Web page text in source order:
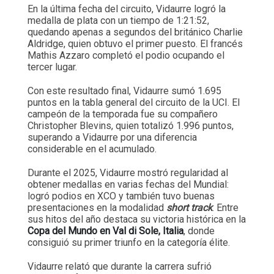
En la última fecha del circuito, Vidaurre logró la
medalla de plata con un tiempo de 1:21:52,
quedando apenas a segundos del británico Charlie
Aldridge, quien obtuvo el primer puesto. El francés
Mathis Azzaro completó el podio ocupando el
tercer lugar.
Con este resultado final, Vidaurre sumó 1.695
puntos en la tabla general del circuito de la UCI. El
campeón de la temporada fue su compañero
Christopher Blevins, quien totalizó 1.996 puntos,
superando a Vidaurre por una diferencia
considerable en el acumulado.
Durante el 2025, Vidaurre mostró regularidad al
obtener medallas en varias fechas del Mundial:
logró podios en XCO y también tuvo buenas
presentaciones en la modalidad short track. Entre
sus hitos del año destaca su victoria histórica en la
Copa del Mundo en Val di Sole, Italia, donde
consiguió su primer triunfo en la categoría élite.
Vidaurre relató que durante la carrera sufrió